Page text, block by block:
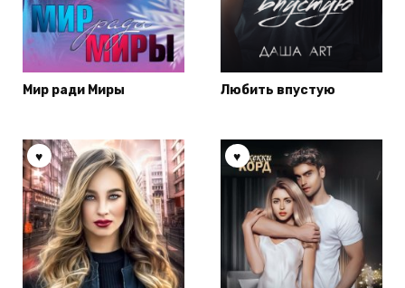
Мир ради Миры Любить впустую